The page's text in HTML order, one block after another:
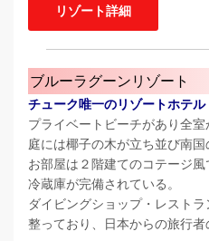
リゾート詳細
ブルーラグーンリゾート
チューク唯一のリゾートホテル
プライベートビーチがあり全室
庭には椰子の木が立ち並び南国
お部屋は２階建てのコテージ風
冷蔵庫が完備されている。
ダイビングショップ・レスト
整っており、日本からの旅行者